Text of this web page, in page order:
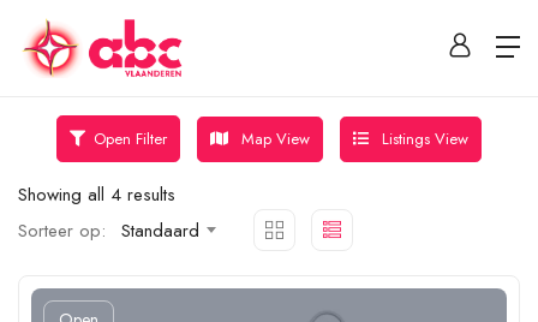
Open Filter Map View Listings View
Showing all 4 results
Sorteer op:
Standaard